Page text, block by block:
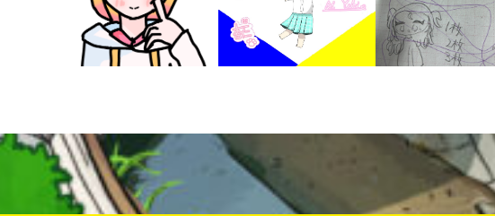
キーワードから探す
オフィシャルアカウント
容
ラ